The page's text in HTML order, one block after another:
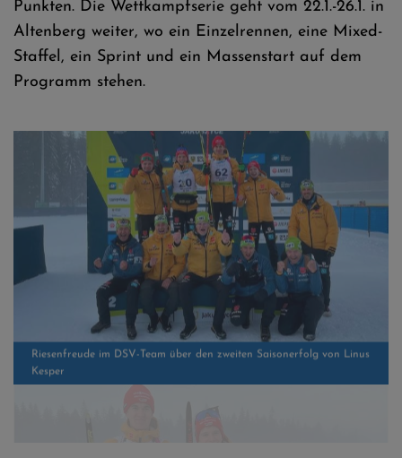
Punkten. Die Wettkampfserie geht vom 22.1.-26.1. in
Altenberg weiter, wo ein Einzelrennen, eine Mixed-
Staffel, ein Sprint und ein Massenstart auf dem
Programm stehen.
Riesenfreude im DSV-Team über den zweiten Saisonerfolg von Linus